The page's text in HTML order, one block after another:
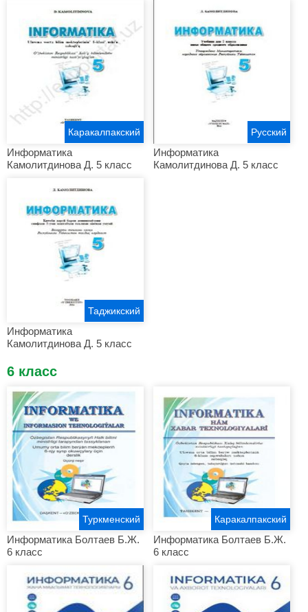
Информатика
Камолитдинова Д. 5 класс
Каракалпакский
Информатика
Камолитдинова Д. 5 класс
Русский
Информатика
Камолитдинова Д. 5 класс
Таджикский
6 класс
Информатика Болтаев Б.Ж.
6 класс
Туркменский
Информатика Болтаев Б.Ж.
6 класс
Каракалпакский